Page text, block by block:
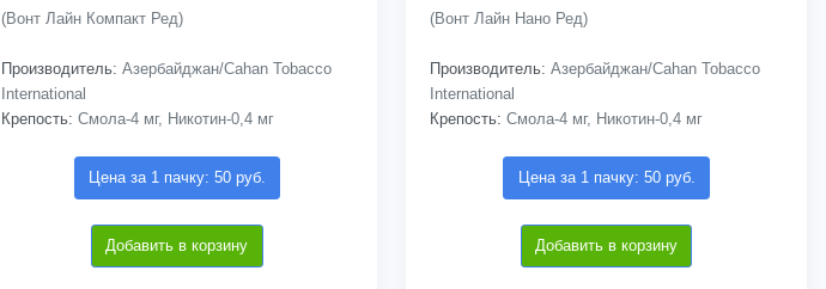
(Вонт Лайн Компакт Ред)
Производитель: Азербайджан/Cahan Tobacco
International
Крепость: Смола-4 мг, Никотин-0,4 мг
Цена за 1 пачку: 50 руб.
Добавить в корзину
(Вонт Лайн Нано Ред)
Производитель: Азербайджан/Cahan Tobacco
International
Крепость: Смола-4 мг, Никотин-0,4 мг
Цена за 1 пачку: 50 руб.
Добавить в корзину